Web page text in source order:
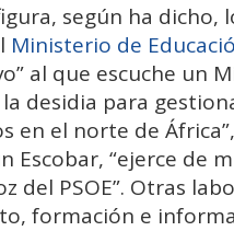
según ha dicho,
Ministerio de
al que escuche un
desidia para
en el norte de
Escobar, “ejerce de
del PSOE”. Otras
formación e